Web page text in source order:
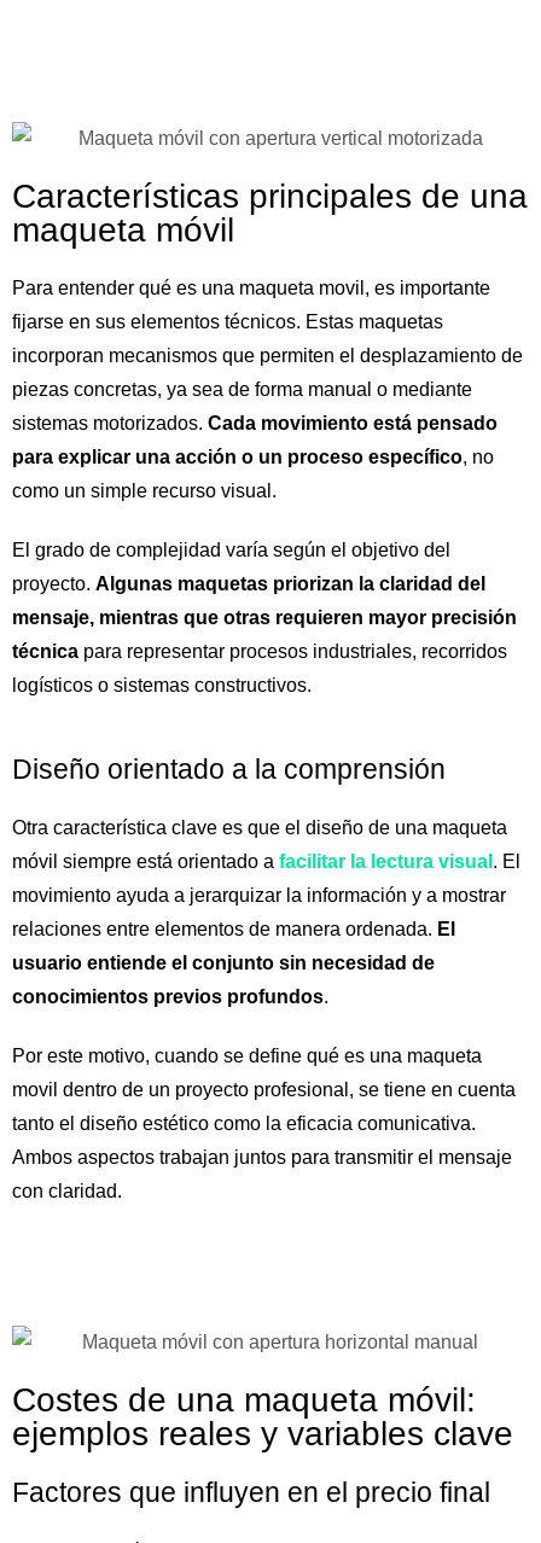
Características principales de una
maqueta móvil
Para entender qué es una maqueta movil, es importante
fijarse en sus elementos técnicos. Estas maquetas
incorporan mecanismos que permiten el desplazamiento de
piezas concretas, ya sea de forma manual o mediante
sistemas motorizados. Cada movimiento está pensado
para explicar una acción o un proceso específico, no
como un simple recurso visual.
El grado de complejidad varía según el objetivo del
proyecto. Algunas maquetas priorizan la claridad del
mensaje, mientras que otras requieren mayor precisión
técnica para representar procesos industriales, recorridos
logísticos o sistemas constructivos.
Diseño orientado a la comprensión
Otra característica clave es que el diseño de una maqueta
móvil siempre está orientado a facilitar la lectura visual . El
movimiento ayuda a jerarquizar la información y a mostrar
relaciones entre elementos de manera ordenada. El
usuario entiende el conjunto sin necesidad de
conocimientos previos profundos.
Por este motivo, cuando se define qué es una maqueta
movil dentro de un proyecto profesional, se tiene en cuenta
tanto el diseño estético como la eficacia comunicativa.
Ambos aspectos trabajan juntos para transmitir el mensaje
con claridad.
Costes de una maqueta móvil:
ejemplos reales y variables clave
Factores que influyen en el precio final